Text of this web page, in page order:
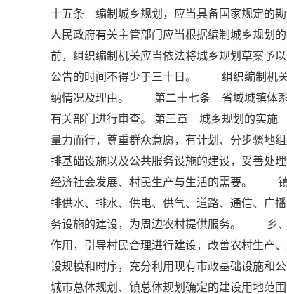
十五条 编制城乡规划，应当具备国家规定的
人民政府有关主管部门应当根据编制城乡规
前，组织编制机关应当依法将城乡规划草案予
公告的时间不得少于三十日。 组织编制机关
纳情况及理由。 第二十七条 省域城镇体系
有关部门进行审查。 第三章 城乡规划的实
量力而行，尊重群众意愿，有计划、分步骤
排基础设施以及公共服务设施的建设，妥善处
经济社会发展、村民生产与生活的需要。 镇
排供水、排水、供电、供气、道路、通信、广
务设施的建设，为周边农村提供服务。 乡、
作用，引导村民合理进行建设，改善农村生
设规模和时序，充分利用现有市政基础设施
城市总体规划、镇总体规划确定的建设用地